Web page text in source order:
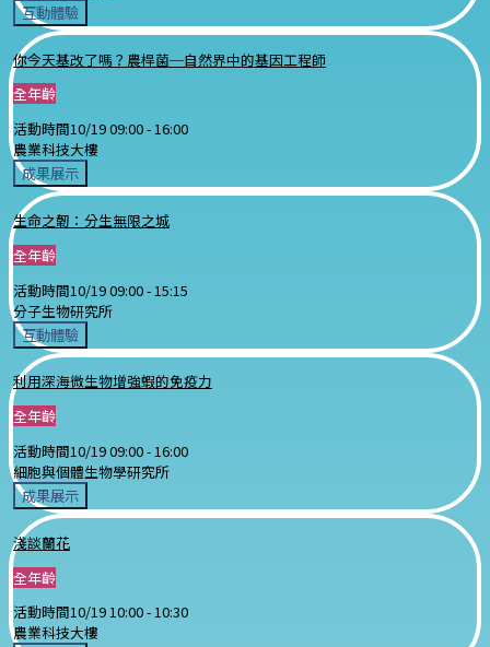
互動體驗
你今天基改了嗎？農桿菌─自然界中的基因工程師
全年齡
活動時間10/19 09:00 -16:00
農業科技大樓
成果展示
生命之韌：分生無限之城
全年齡
活動時間10/19 09:00 - 15:15
分子生物研究所
互動體驗
利用深海微生物增強蝦的免疫力
全年齡
活動時間10/19 09:00 -16:00
細胞與個體生物學研究所
成果展示
淺談蘭花
全年齡
活動時間10/19 10:00 -10:30
農業科技大樓